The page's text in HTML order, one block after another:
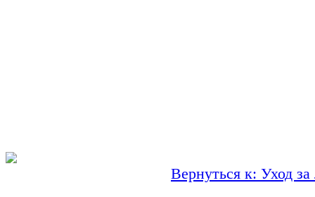
Вернуться к: Уход